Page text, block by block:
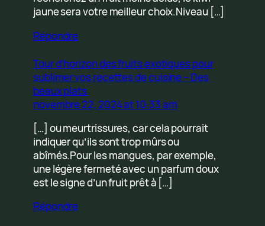
jaune sera votre meilleur choix.Niveau […]
Répondre
Tour d’horizon des fruits exotiques pour
sublimer vos recettes de cuisine – Des
beaux plats
novembre 22, 2024 at 10:33 am
[…] ou meurtrissures, car cela pourrait
indiquer qu’ils sont trop mûrs ou
abîmés.Pour les mangues, par exemple,
une légère fermeté avec un parfum doux
est le signe d’un fruit prêt à […]
Répondre